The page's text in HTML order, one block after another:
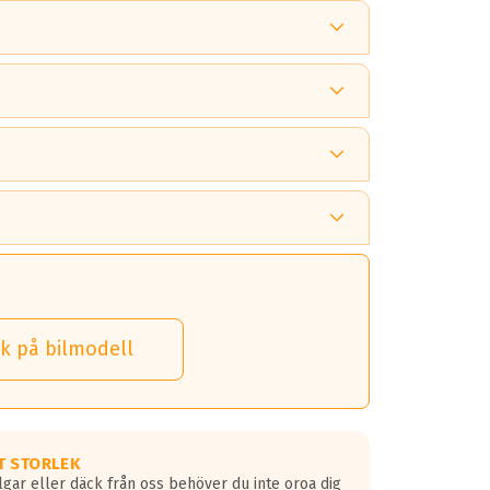
på.
däck.
på bilmodell
STORLEK
eller däck från oss behöver du inte oroa dig